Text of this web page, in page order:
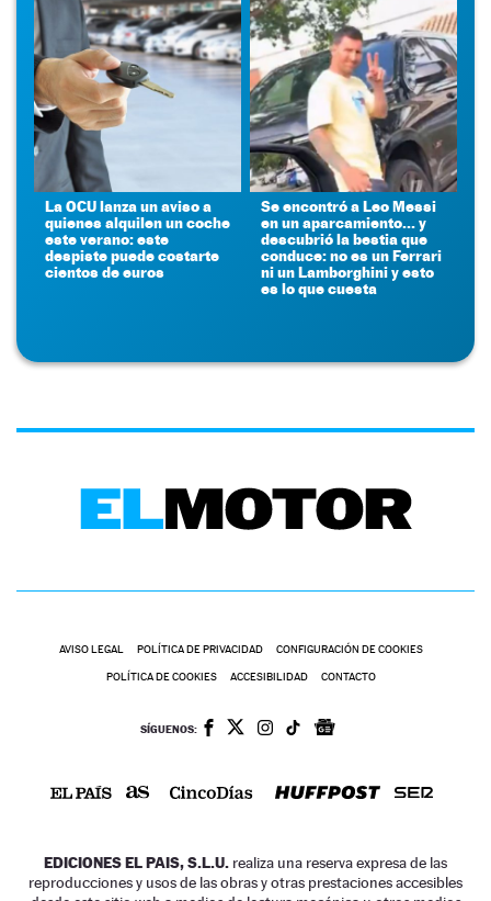
La OCU lanza un aviso a
quienes alquilen un coche
este verano: este
despiste puede costarte
cientos de euros
Se encontró a Leo Messi
en un aparcamiento... y
descubrió la bestia que
conduce: no es un Ferrari
ni un Lamborghini y esto
es lo que cuesta
AVISO LEGAL POLÍTICA DE PRIVACIDAD CONFIGURACIÓN DE COOKIES
POLÍTICA DE COOKIES ACCESIBILIDAD CONTACTO
SÍGUENOS:
EDICIONES EL PAIS, S.L.U. realiza una reserva expresa de las
reproducciones y usos de las obras y otras prestaciones accesibles